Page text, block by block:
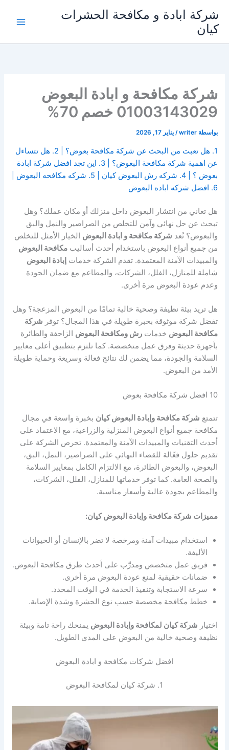
المحتوى
شركة ابادة و مكافحة الحشرات
كيان
شركة مكافحة و ابادة البعوض
01003143029 خصم 70%
بواسطة writer
/يناير 17, 2026
1. هل تعبت من البحث عن شركة مكافحة بعوض؟ | 2. هل تتساءل
عن اهمية شركة مكافحة البعوض؟ | 3. اين تجد افضل شركة ابادة
بعوض ؟ | 4. شركه رش البعوض كيان | 5. شركه مكافحه البعوض |
6. افضل شركه اباده البعوض
هل تعاني من انتشار البعوض داخل منزلك أو مكان عملك؟ وهل
تبحث عن حل نهائي وآمن للتخلص من الصراصير والنمل والبق
والبعوض؟ تُعد شركة مكافحة و ابادة البعوض الخيار الأمثل للتخلص
من جميع أنواع البعوض باستخدام أحدث أساليبمكافحة البعوض
والمبيدات الآمنة المعتمدة. تقدم الشركة خدماتإبادة البعوض
شاملة للمنازل، الفلل، الشركات، والمطاعم مع ضمان الجودة
وعدم عودة البعوض مرة أخرى.
هل تريد بيئة نظيفة وصحية خالية تمامًا من البعوض المزعجة؟ وهل
تفضل شركة موثوقة بخبرة طويلة في هذا المجال؟ توفر شركة
مكافحة البعوض خدماترش ومكافحة البعوض الزاحفة والطائرة
بأجهزة حديثة وفرق عمل متخصصة. كما تلتزم بتطبيق أعلى معايير
السلامة والجودة، مما يضمن لك نتائج فعالة وسريعة وحماية طويلة
الأمد من البعوض.
10 افضل شركة مكافحة بعوض
تتمتع شركة مكافحة وإبادة البعوض كيان بخبرة واسعة في مجال
مكافحة جميع أنواع البعوض المنزلية والزراعية، مع الاعتماد على
أحدث التقنيات والمبيدات الآمنة والمعتمدة. تحرص الشركة على
تقديم حلول فعّالة للقضاء النهائي على الصراصير، النمل، البق،
البعوض، والبعوض الطائرة، مع الالتزام الكامل بمعايير السلامة
والصحة العامة. كما توفر خدماتها للمنازل، الفلل، الشركات،
والمطاعم بجودة عالية وأسعار مناسبة.
مميزات شركة مكافحة وإبادة البعوض كيان:
استخدام مبيدات آمنة ومرخصة لا تضر بالإنسان أو الحيوانات
الأليفة.
فريق عمل متخصص ومدرَّب على أحدث طرق مكافحة البعوض.
ضمانات حقيقية لمنع عودة البعوض مرة أخرى.
سرعة الاستجابة وتنفيذ الخدمة في الوقت المحدد.
خطط مكافحة مخصصة حسب نوع الحشرة وشدة الإصابة.
اختيار شركة كيان لمكافحة وإبادة البعوض يمنحك راحة تامة وبيئة
نظيفة وصحية خالية من البعوض على المدى الطويل.
افضل شركات مكافحة و ابادة البعوض
1. شركة كيان لمكافحة البعوض